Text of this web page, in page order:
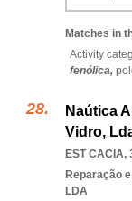
Matches in
Activity
fenólica,
Naútica
Vidro,
EST CACIA,
Reparação
LDA